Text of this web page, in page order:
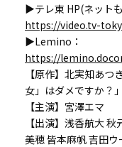
▶テレ東 HP(ネット
https://video.tv-
▶Lemino：
https://
【原作】北実知あ
女」はダメですか？
【主演】宮澤エマ
【出演】浅香航大
美穂 皆本麻帆 吉田ウ